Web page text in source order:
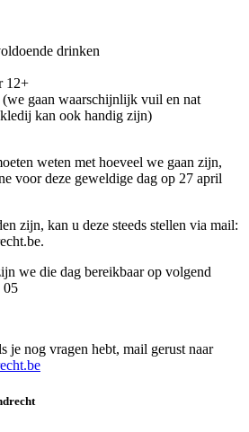
drinken
12+
(we gaan waarschijnlijk vuil en nat
kan ook handig zijn)
weten met hoeveel we gaan zijn,
voor deze geweldige dag op 27 april
zijn, kan u deze steeds stellen via mail:
we die dag bereikbaar op volgend
05
je nog vragen hebt, mail gerust naar